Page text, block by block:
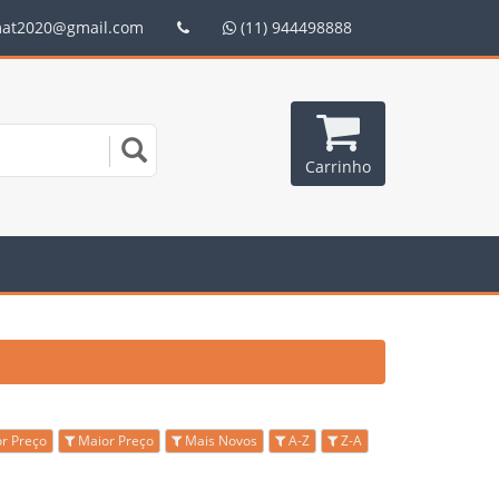
(11) 944498888
Carrinho
Preço Maior Preço Mais Novos A-Z Z-A